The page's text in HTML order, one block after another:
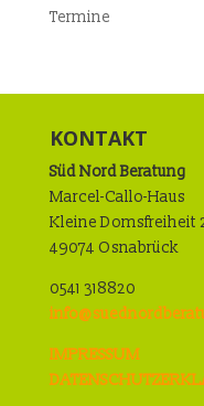
Termine
KONTAKT
Süd Nord Beratung
Marcel-Callo-Haus
Kleine Domsfreiheit
49074 Osnabrück
0541 318820
IMPRESSUM